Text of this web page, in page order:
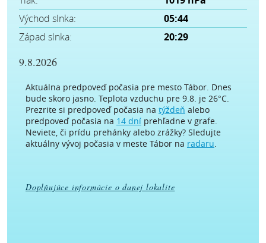
Východ slnka:
05:44
Západ slnka:
20:29
9.8.2026
Aktuálna predpoveď počasia pre mesto Tábor. Dnes
bude skoro jasno. Teplota vzduchu pre 9.8. je 26°C.
Prezrite si predpoveď počasia na týždeň alebo
predpoveď počasia na 14 dníprehľadne v grafe.
Neviete, či prídu prehánky alebo zrážky? Sledujte
aktuálny vývoj počasia v meste Tábor na radaru.
Doplňujúce informácie o danej lokalite